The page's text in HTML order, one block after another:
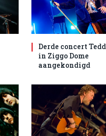
Derde concert
in Ziggo Dome
aangekondigd